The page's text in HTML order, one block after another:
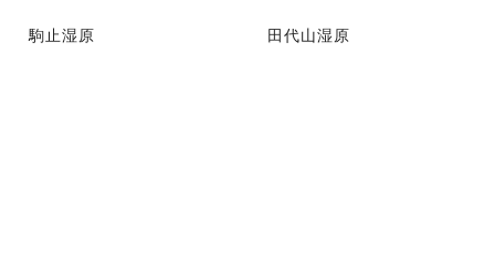
駒止湿原 田代山湿原